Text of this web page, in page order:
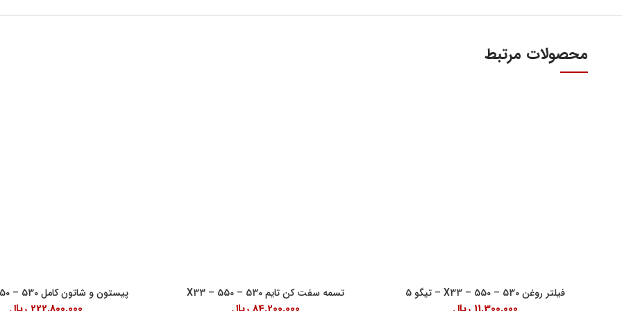
محصولات مرتبط
فیلتر روغن 530 – 550 – X33 – تیگو 5 تسمه سفت کن تایم 530 – 550 – X33 پیستون و شاتون کامل 530 – 550 – X33
پنچشنبه ها 9 الی 14:30